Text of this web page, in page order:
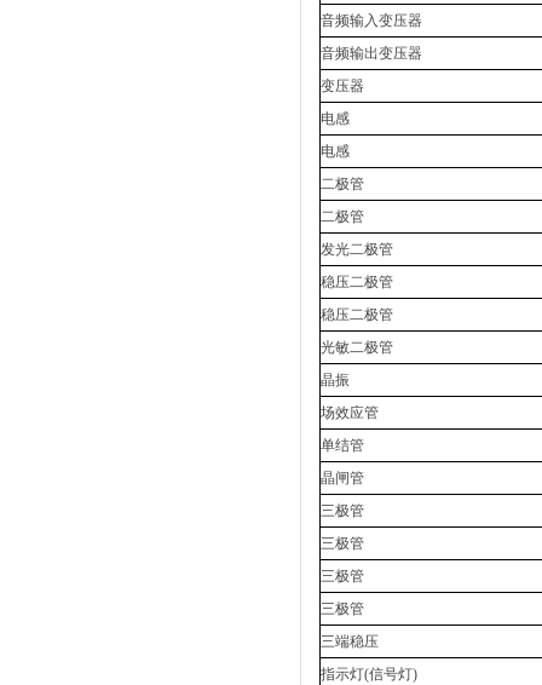
音频输入变压器
音频输出变压器
变压器
电感
电感
二极管
二极管
发光二极管
稳压二极管
稳压二极管
光敏二极管
晶振
场效应管
单结管
晶闸管
三极管
三极管
三极管
三极管
三端稳压
指示灯(信号灯)